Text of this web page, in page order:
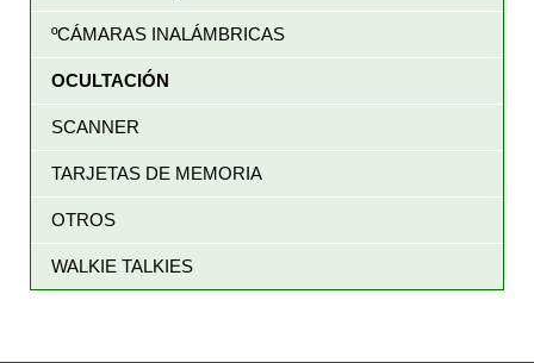
ºCÁMARAS INALÁMBRICAS
OCULTACIÓN
SCANNER
TARJETAS DE MEMORIA
OTROS
WALKIE TALKIES